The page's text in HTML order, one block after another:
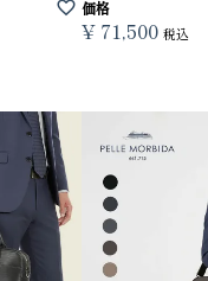
価格
¥ 71,500 税込